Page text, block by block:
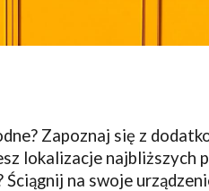
Zapoznaj się z
lokalizacje najbliższych
na swoje